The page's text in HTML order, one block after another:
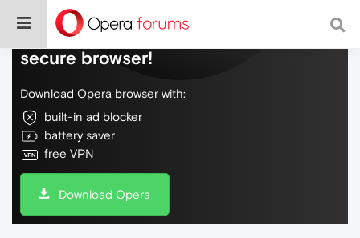
Do more on the web, with a fast and
secure browser!
Download Opera browser with:
built-in ad blocker
battery saver
free VPN
Download Opera